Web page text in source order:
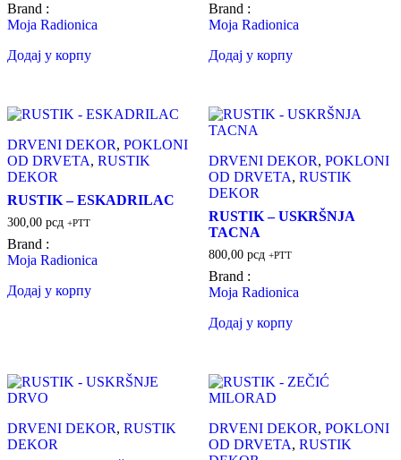
Brand :
Moja Radionica
Додај у корпу
Brand :
Moja Radionica
Додај у корпу
DRVENI DEKOR, POKLONI
OD DRVETA, RUSTIK
DEKOR
RUSTIK – ESKADRILAC
300,00 рсд +PTT
Brand :
Moja Radionica
Додај у корпу
DRVENI DEKOR, POKLONI
OD DRVETA, RUSTIK
DEKOR
RUSTIK – USKRŠNJA
TACNA
800,00 рсд +PTT
Brand :
Moja Radionica
Додај у корпу
DRVENI DEKOR, RUSTIK
DEKOR
DRVENI DEKOR, POKLONI
OD DRVETA, RUSTIK